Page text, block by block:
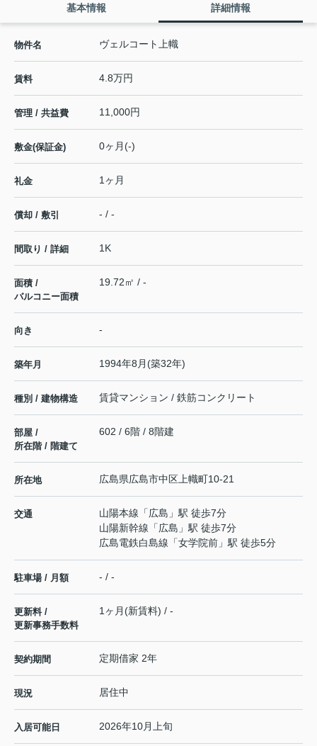
基本情報 詳細情報
物件名 ヴェルコート上幟
賃料 4.8万円
管理 / 共益費 11,000円
敷金(保証金) 0ヶ月(-)
礼金 1ヶ月
償却 / 敷引 - / -
間取り / 詳細 1K
面積 /
バルコニー面積
19.72㎡ / -
向き -
築年月 1994年8月(築32年)
種別 / 建物構造 賃貸マンション / 鉄筋コンクリート
部屋 /
所在階 / 階建て
602 / 6階 / 8階建
所在地 広島県広島市中区 上幟町10-21
交通 山陽本線 「広島 」駅 徒歩7分
山陽新幹線 「広島 」駅 徒歩7分
広島電鉄白島線 「女学院前 」駅 徒歩5分
駐車場 / 月額 - / -
更新料 /
更新事務手数料
1ヶ月(新賃料) / -
契約期間 定期借家 2年
現況 居住中
入居可能日 2026年10月上旬